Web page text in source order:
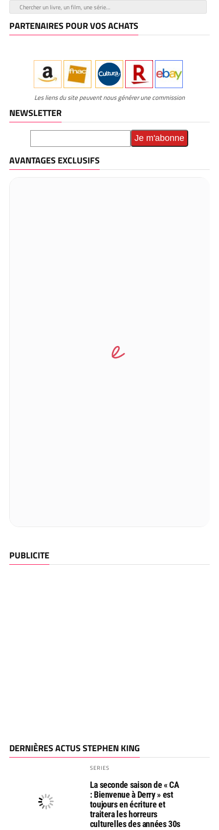
PARTENAIRES POUR VOS ACHATS
Les liens du site peuvent nous générer une commission
NEWSLETTER
AVANTAGES EXCLUSIFS
PUBLICITE
DERNIÈRES ACTUS STEPHEN KING
SERIES
La seconde saison de « CA
: Bienvenue à Derry » est
toujours en écriture et
traitera les horreurs
culturelles des années 30s